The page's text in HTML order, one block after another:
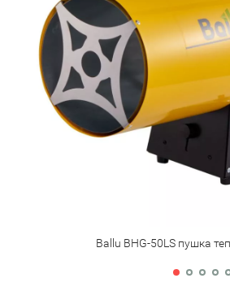
Ballu BHG-50LS пушка